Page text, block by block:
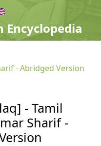
Encyclopedia
- Abridged Version
- Tamil
Sharif -